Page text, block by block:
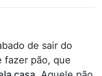
de sair do
fazer pão, que